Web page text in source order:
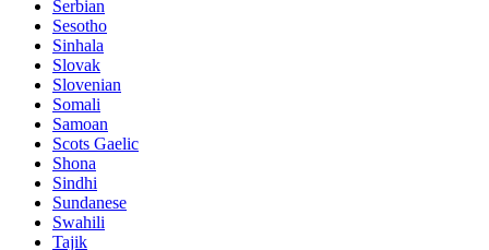
Serbian
Sesotho
Sinhala
Slovak
Slovenian
Somali
Samoan
Scots Gaelic
Shona
Sindhi
Sundanese
Swahili
Tajik